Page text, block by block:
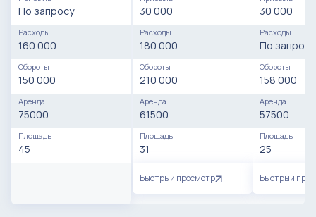
По запросу
Расходы
160 000
Обороты
150 000
Аренда
75000
Площадь
45
30 000
Расходы
180 000
Обороты
210 000
Аренда
61500
Площадь
31
Быстрый просмотр
30 000
Расходы
По запросу
Обороты
158 000
Аренда
57500
Площадь
25
Быстрый